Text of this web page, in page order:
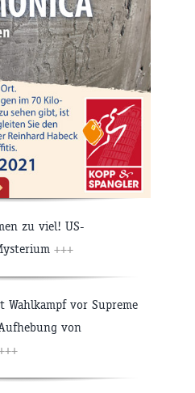
zu viel! US-
+++
Wahlkampf vor Supreme
von